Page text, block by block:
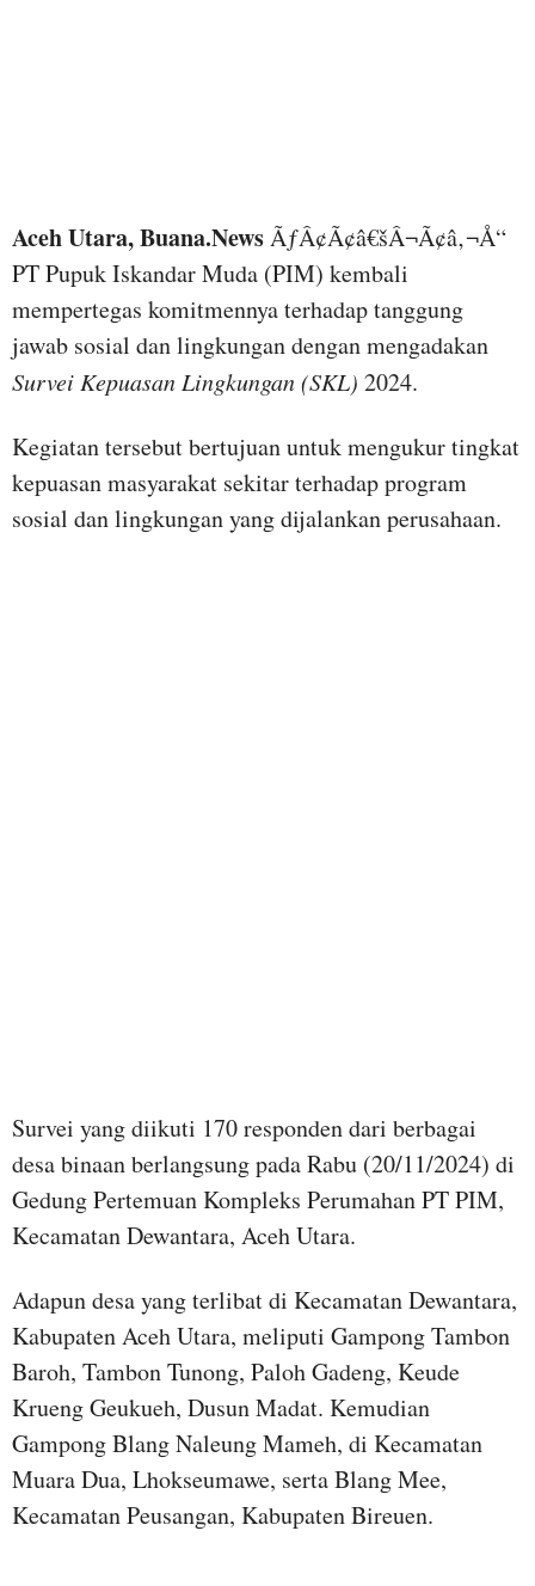
Aceh Utara, Buana.NewsÃƒÂ¢Ã¢â€šÂ¬Ã¢â‚¬Å“
PT Pupuk Iskandar Muda (PIM) kembali
mempertegas komitmennya terhadap tanggung
jawab sosial dan lingkungan dengan mengadakan
Survei Kepuasan Lingkungan (SKL) 2024.
Kegiatan tersebut bertujuan untuk mengukur tingkat
kepuasan masyarakat sekitar terhadap program
sosial dan lingkungan yang dijalankan perusahaan.
Survei yang diikuti 170 responden dari berbagai
desa binaan berlangsung pada Rabu (20/11/2024) di
Gedung Pertemuan Kompleks Perumahan PT PIM,
Kecamatan Dewantara, Aceh Utara.
Adapun desa yang terlibat di Kecamatan Dewantara,
Kabupaten Aceh Utara, meliputi Gampong Tambon
Baroh, Tambon Tunong, Paloh Gadeng, Keude
Krueng Geukueh, Dusun Madat. Kemudian
Gampong Blang Naleung Mameh, di Kecamatan
Muara Dua, Lhokseumawe, serta Blang Mee,
Kecamatan Peusangan, Kabupaten Bireuen.